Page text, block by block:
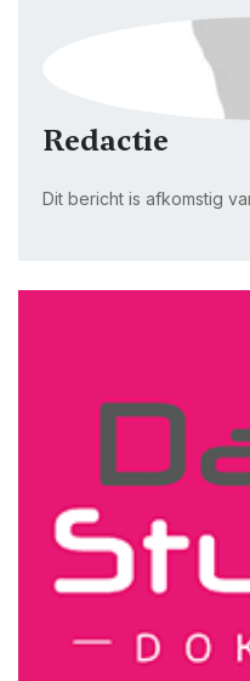
Redactie
Dit bericht is afkomstig